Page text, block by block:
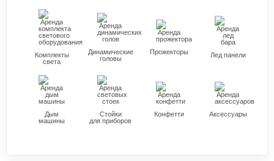
Комплекты
света
Динамические
головы
Прожекторы Лед панели
Дым
машины
Стойки
для приборов
Конфетти Аксессуары